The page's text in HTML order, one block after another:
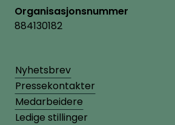
Organisasjonsnummer
884130182
Nyhetsbrev
Pressekontakter
Medarbeidere
Ledige stillinger